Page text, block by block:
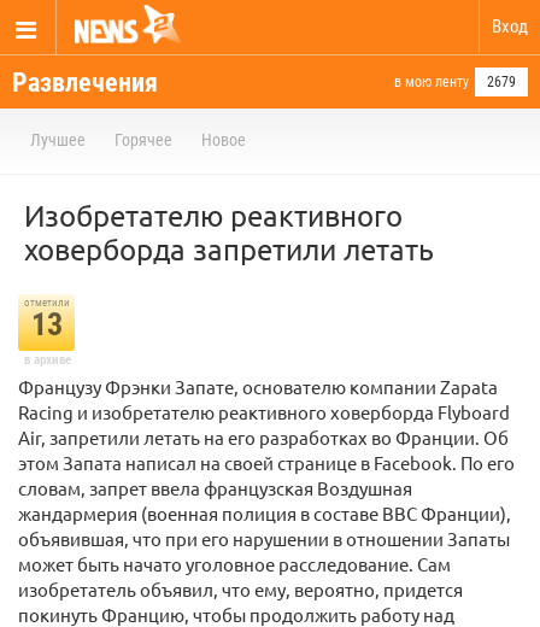
Вход
Развлечения в мою ленту 2679
Лучшее Горячее Новое
Изобретателю реактивного
ховерборда запретили летать
отметили
13
в архиве
Французу Фрэнки Запате, основателю компании Zapata
Racing и изобретателю реактивного ховерборда Flyboard
Air, запретили летать на его разработках во Франции. Об
этом Запата написал на своей странице в Facebook. По его
словам, запрет ввела французская Воздушная
жандармерия (военная полиция в составе ВВС Франции),
объявившая, что при его нарушении в отношении Запаты
может быть начато уголовное расследование. Сам
изобретатель объявил, что ему, вероятно, придется
покинуть Францию, чтобы продолжить работу над